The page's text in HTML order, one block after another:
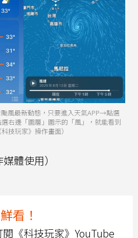
風最新動態，只要進入天氣APP→點選
右邊「圖層」圖示的「風」，就能看到
技玩家》操作畫面）
體使用）
看！
閱《科技玩家》YouTube